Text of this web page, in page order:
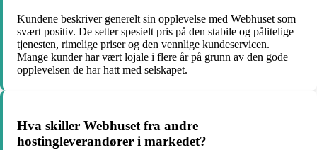
Kundene beskriver generelt sin opplevelse med Webhuset som
svært positiv. De setter spesielt pris på den stabile og pålitelige
tjenesten, rimelige priser og den vennlige kundeservicen.
Mange kunder har vært lojale i flere år på grunn av den gode
opplevelsen de har hatt med selskapet.
Hva skiller Webhuset fra andre
hostingleverandører i markedet?